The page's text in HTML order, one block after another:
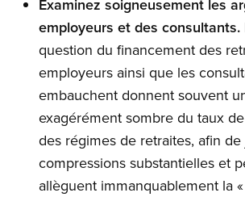
Examinez soigneusement les
employeurs et des consultants.
question du financement des
employeurs ainsi que les
embauchent donnent souvent
exagérément sombre du taux
des régimes de retraites, afin
compressions substantielles et
allèguent immanquablement la